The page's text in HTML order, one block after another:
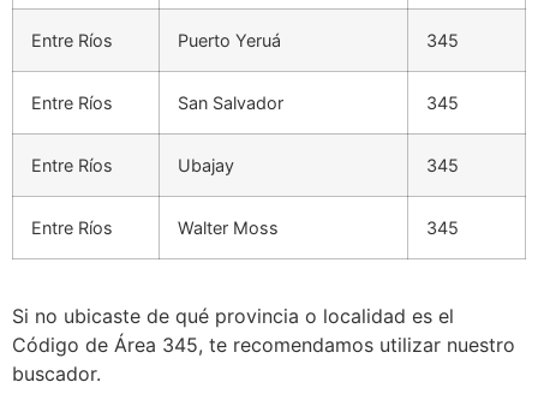
Entre Ríos Puerto Yeruá 345
Entre Ríos San Salvador 345
Entre Ríos Ubajay 345
Entre Ríos Walter Moss 345
Si no ubicaste de qué provincia o localidad es el
Código de Área 345, te recomendamos utilizar nuestro
buscador.